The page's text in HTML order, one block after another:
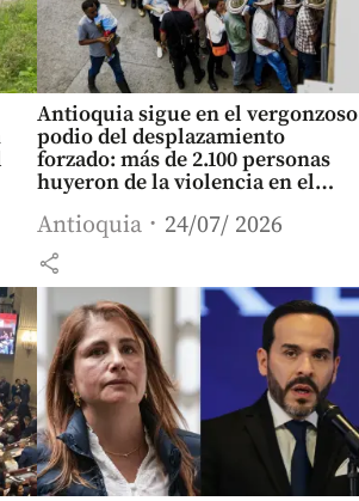
Antioquia sigue en el vergonzoso
podio del desplazamiento
forzado: más de 2.100 personas
huyeron de la violencia en el
Antioquia 24/07/ 2026
share